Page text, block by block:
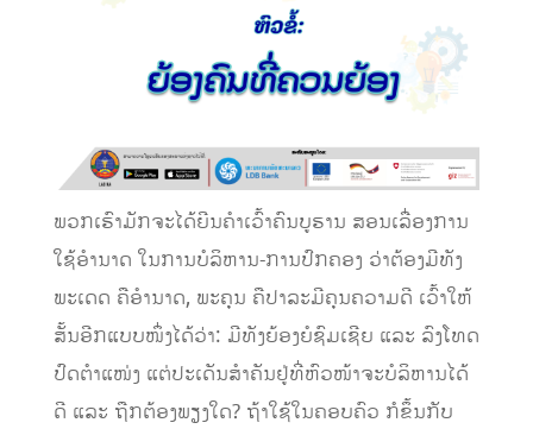
ພວກເຮົາມັກຈະໄດ້ຍີນຄຳເວົ້າຄົນບູຮານ ສອນເລື່ອງການ
ໃຊ້ອຳນາດ ໃນການບໍລິຫານ-ການປົກຄອງ ວ່າຕ້ອງມີທັງ
ພະເດດ ຄືອຳນາດ, ພະຄຸນ ຄືປາລະມີຄຸນຄວາມດີ ເວົ້າໃຫ້
ສັ້ນອີກແບບໜຶ່ງໄດ້ວ່າ: ມີທັງຍ້ອງຍໍຊົມເຊີຍ ແລະ ລົງໂທດ
ປົດຕຳແໜ່ງ ແຕ່ປະເດັນສຳຄັນຢູ່ທີ່ຫົວໜ້າຈະບໍລິຫານໄດ້
ດີ ແລະ ຖືກຕ້ອງພຽງໃດ? ຖ້າໃຊ້ໃນຄອບຄົວ ກໍຂຶ້ນກັບ